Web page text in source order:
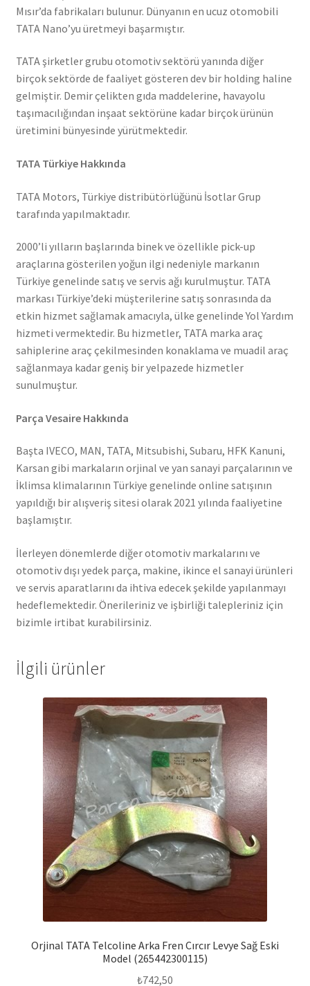
Mısır’da fabrikaları bulunur. Dünyanın en ucuz otomobili
TATA Nano’yu üretmeyi başarmıştır.
TATA şirketler grubu otomotiv sektörü yanında diğer
birçok sektörde de faaliyet gösteren dev bir holding haline
gelmiştir. Demir çelikten gıda maddelerine, havayolu
taşımacılığından inşaat sektörüne kadar birçok ürünün
üretimini bünyesinde yürütmektedir.
TATA Türkiye Hakkında
TATA Motors, Türkiye distribütörlüğünü İsotlar Grup
tarafında yapılmaktadır.
2000’li yılların başlarında binek ve özellikle pick-up
araçlarına gösterilen yoğun ilgi nedeniyle markanın
Türkiye genelinde satış ve servis ağı kurulmuştur. TATA
markası Türkiye’deki müşterilerine satış sonrasında da
etkin hizmet sağlamak amacıyla, ülke genelinde Yol Yardım
hizmeti vermektedir. Bu hizmetler, TATA marka araç
sahiplerine araç çekilmesinden konaklama ve muadil araç
sağlanmaya kadar geniş bir yelpazede hizmetler
sunulmuştur.
Parça Vesaire Hakkında
Başta IVECO, MAN, TATA, Mitsubishi, Subaru, HFK Kanuni,
Karsan gibi markaların orjinal ve yan sanayi parçalarının ve
İklimsa klimalarının Türkiye genelinde online satışının
yapıldığı bir alışveriş sitesi olarak 2021 yılında faaliyetine
başlamıştır.
İlerleyen dönemlerde diğer otomotiv markalarını ve
otomotiv dışı yedek parça, makine, ikince el sanayi ürünleri
ve servis aparatlarını da ihtiva edecek şekilde yapılanmayı
hedeflemektedir. Önerileriniz ve işbirliği talepleriniz için
bizimle irtibat kurabilirsiniz.
İlgili ürünler
Orjinal TATA Telcoline Arka Fren Cırcır Levye Sağ Eski
Model (265442300115)
₺742,50